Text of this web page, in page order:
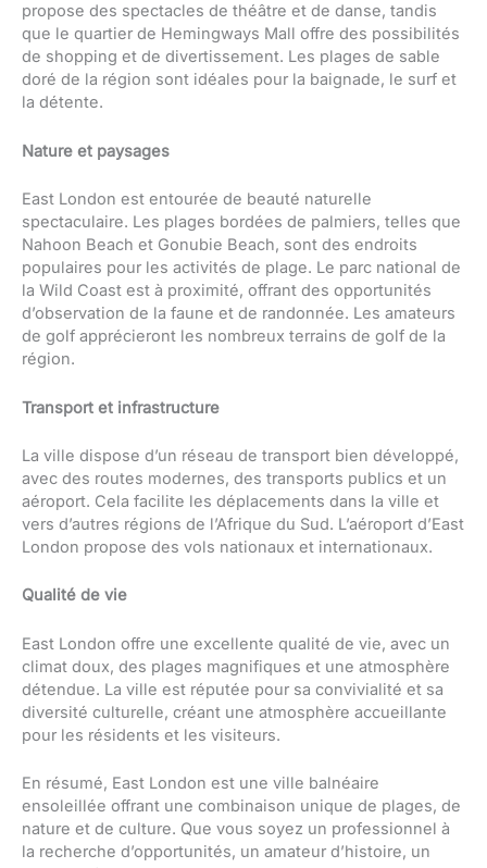
propose des spectacles de théâtre et de danse, tandis
que le quartier de Hemingways Mall offre des possibilités
de shopping et de divertissement. Les plages de sable
doré de la région sont idéales pour la baignade, le surf et
la détente.
Nature et paysages
East London est entourée de beauté naturelle
spectaculaire. Les plages bordées de palmiers, telles que
Nahoon Beach et Gonubie Beach, sont des endroits
populaires pour les activités de plage. Le parc national de
la Wild Coast est à proximité, offrant des opportunités
d’observation de la faune et de randonnée. Les amateurs
de golf apprécieront les nombreux terrains de golf de la
région.
Transport et infrastructure
La ville dispose d’un réseau de transport bien développé,
avec des routes modernes, des transports publics et un
aéroport. Cela facilite les déplacements dans la ville et
vers d’autres régions de l’Afrique du Sud. L’aéroport d’East
London propose des vols nationaux et internationaux.
Qualité de vie
East London offre une excellente qualité de vie, avec un
climat doux, des plages magnifiques et une atmosphère
détendue. La ville est réputée pour sa convivialité et sa
diversité culturelle, créant une atmosphère accueillante
pour les résidents et les visiteurs.
En résumé, East London est une ville balnéaire
ensoleillée offrant une combinaison unique de plages, de
nature et de culture. Que vous soyez un professionnel à
la recherche d’opportunités, un amateur d’histoire, un